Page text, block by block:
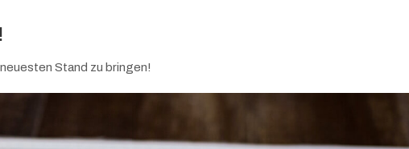
Stand zu bringen!